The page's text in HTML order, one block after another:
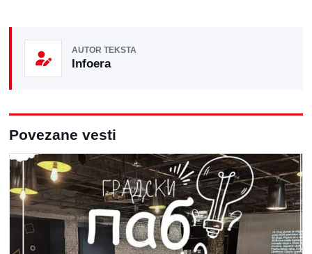
AUTOR TEKSTA
Infoera
Povezane vesti